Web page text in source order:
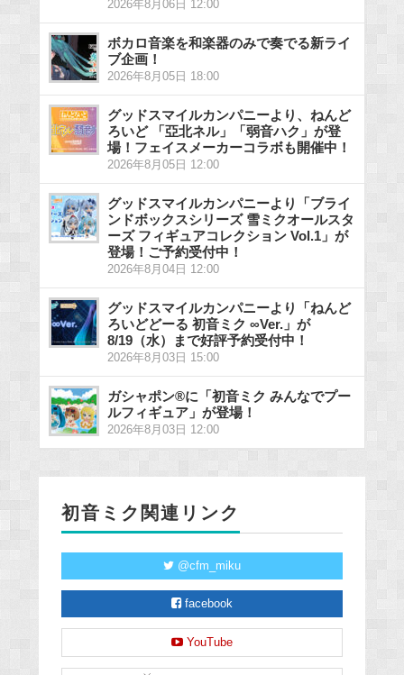
2026年8月06日 12:00
ボカロ音楽を和楽器のみで奏でる新ライ
ブ企画！
2026年8月05日 18:00
グッドスマイルカンパニーより、ねんど
ろいど 「亞北ネル」「弱音ハク」が登
場！フェイスメーカーコラボも開催中！
2026年8月05日 12:00
グッドスマイルカンパニーより「ブライ
ンドボックスシリーズ 雪ミクオールスタ
ーズ フィギュアコレクション Vol.1」が
登場！ご予約受付中！
2026年8月04日 12:00
グッドスマイルカンパニーより「ねんど
ろいどどーる 初音ミク ∞Ver.」が
8/19（水）まで好評予約受付中！
2026年8月03日 15:00
ガシャポン®に「初音ミク みんなでプー
ルフィギュア」が登場！
2026年8月03日 12:00
初音ミク関連リンク
@cfm_miku
facebook
YouTube